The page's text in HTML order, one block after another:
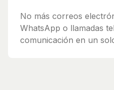
No más correos
WhatsApp o llamadas
comunicación en un